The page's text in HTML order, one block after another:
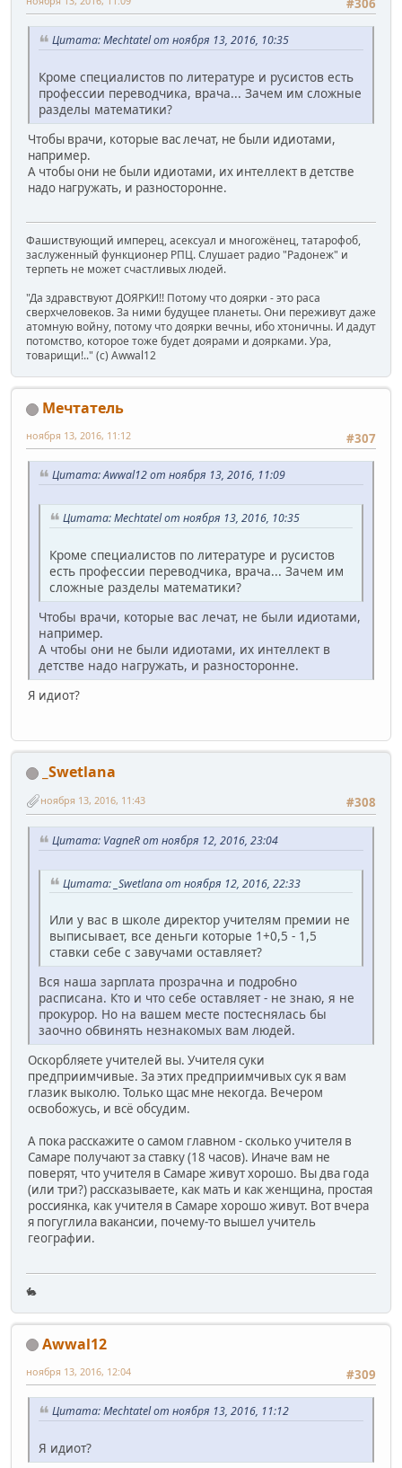
#306
Цитата: Mechtatel от ноября 13, 2016, 10:35
Кроме специалистов по литературе и русистов есть
профессии переводчика, врача... Зачем им сложные
разделы математики?
Чтобы врачи, которые вас лечат, не были идиотами,
например.
А чтобы они не были идиотами, их интеллект в детстве
надо нагружать, и разносторонне.
Фашиствующий имперец, асексуал и многожёнец, татарофоб,
заслуженный функционер РПЦ. Слушает радио "Радонеж" и
терпеть не может счастливых людей.
"Да здравствуют ДОЯРКИ!! Потому что доярки - это раса
сверхчеловеков. За ними будущее планеты. Они переживут даже
атомную войну, потому что доярки вечны, ибо хтоничны. И дадут
потомство, которое тоже будет доярами и доярками. Ура,
товарищи!.." (c) Awwal12
Мечтатель
#307
ноября 13, 2016, 11:12
Цитата: Awwal12 от ноября 13, 2016, 11:09
Цитата: Mechtatel от ноября 13, 2016, 10:35
Кроме специалистов по литературе и русистов
есть профессии переводчика, врача... Зачем им
сложные разделы математики?
Чтобы врачи, которые вас лечат, не были идиотами,
например.
А чтобы они не были идиотами, их интеллект в
детстве надо нагружать, и разносторонне.
Я идиот?
_Swetlana
#308
ноября 13, 2016, 11:43
Цитата: VagneR от ноября 12, 2016, 23:04
Цитата: _Swetlana от ноября 12, 2016, 22:33
Или у вас в школе директор учителям премии не
выписывает, все деньги которые 1+0,5 - 1,5
ставки себе с завучами оставляет?
Вся наша зарплата прозрачна и подробно
расписана. Кто и что себе оставляет - не знаю, я не
прокурор. Но на вашем месте постеснялась бы
заочно обвинять незнакомых вам людей.
Оскорбляете учителей вы. Учителя суки
предприимчивые. За этих предприимчивых сук я вам
глазик выколю. Только щас мне некогда. Вечером
освобожусь, и всё обсудим.
А пока расскажите о самом главном - сколько учителя в
Самаре получают за ставку (18 часов). Иначе вам не
поверят, что учителя в Самаре живут хорошо. Вы два года
(или три?) рассказываете, как мать и как женщина, простая
россиянка, как учителя в Самаре хорошо живут. Вот вчера
я погуглила вакансии, почему-то вышел учитель
географии.
🐇
Awwal12
#309
ноября 13, 2016, 12:04
Цитата: Mechtatel от ноября 13, 2016, 11:12
Я идиот?